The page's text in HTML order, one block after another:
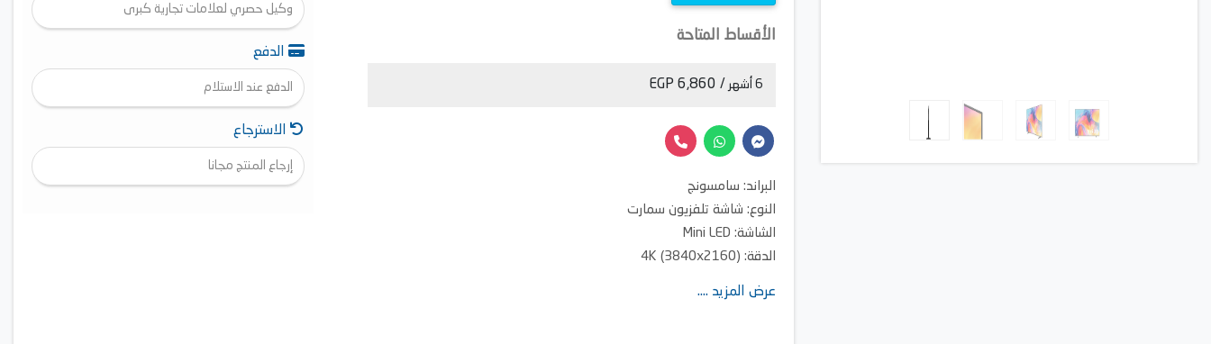
الأقساط المتاحة
6 أشهر / 6,860 EGP
البراند: سامسونج
النوع: شاشة تلفزيون سمارت
الشاشة: Mini LED
الدقة: 4K (3840x2160)
الاتصال الذكي: نعم، 1 ايثرنت (LAN)
عرض المزيد ....
وكيل حصري لعلامات تجارية كبرى
الدفع
الدفع عند الاستلام
الاسترجاع
إرجاع المنتج مجانا